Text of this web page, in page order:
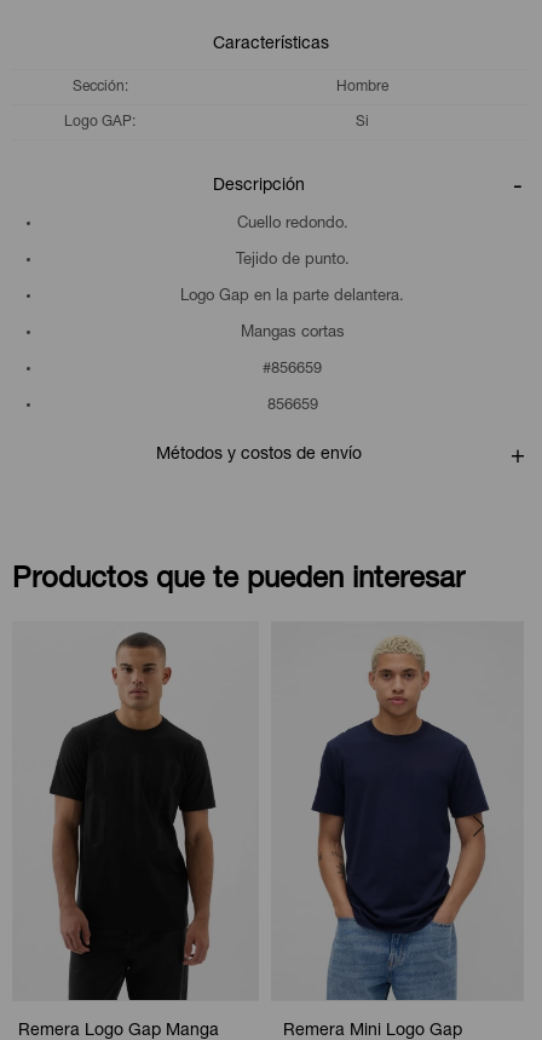
Características
Sección Hombre
Logo GAP Si
Descripción
Cuello redondo.
Tejido de punto.
Logo Gap en la parte delantera.
Mangas cortas
#856659
856659
Métodos y costos de envío
Productos que te pueden interesar
Remera Logo Gap Manga
Remera Mini Logo Gap